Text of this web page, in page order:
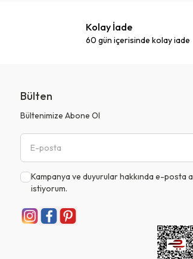
Kolay İade
60 gün içerisinde kolay iade
Bülten
Bültenimize Abone Ol
Kampanya ve duyurular hakkında e-posta
istiyorum.